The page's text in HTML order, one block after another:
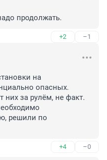
продолжать.
+2 –1
на
опасных.
них за рулём, не факт.
решили по
+4 –0